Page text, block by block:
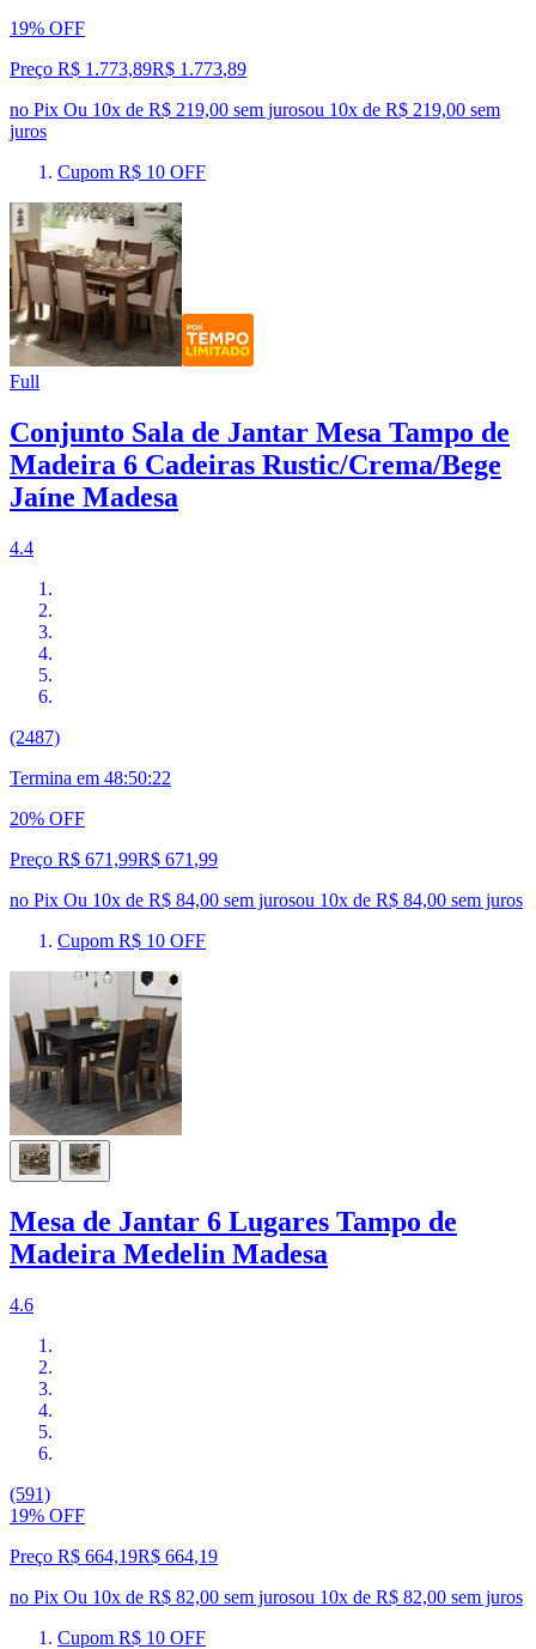
19% OFF
Preço R$ 1.773,89R$ 1.773,89
no Pix Ou 10x de R$ 219,00 sem jurosou 10x de R$ 219,00 sem
juros
Cupom R$ 10 OFF
Full
Conjunto Sala de Jantar Mesa Tampo de
Madeira 6 Cadeiras Rustic/Crema/Bege
Jaíne Madesa
4.4
(2487)
Termina em 48:50:21
20% OFF
Preço R$ 671,99R$ 671 ,99
no Pix Ou 10x de R$ 84,00 sem jurosou 10x de R$ 84,00 sem juros
Cupom R$ 10 OFF
Mesa de Jantar 6 Lugares Tampo de
Madeira Medelin Madesa
4.6
(591)
19% OFF
Preço R$ 664,19R$ 664,19
no Pix Ou 10x de R$ 82,00 sem jurosou 10x de R$ 82,00 sem juros
Cupom R$ 10 OFF